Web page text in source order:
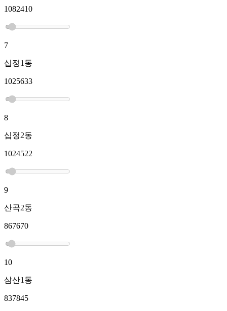
1082410
7
십정1동
1025633
8
십정2동
1024522
9
산곡2동
867670
10
삼산1동
837845